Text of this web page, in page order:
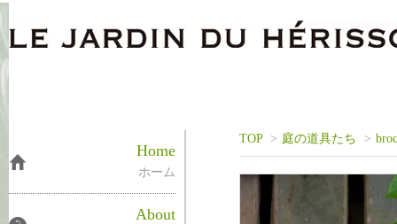
TOP > 庭の道具たち >
Home
ホーム
About